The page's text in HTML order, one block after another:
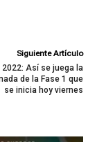
Siguiente Artículo
2022: Así se juega la
de la Fase 1 que
se inicia hoy viernes